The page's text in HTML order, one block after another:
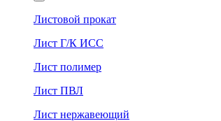
Листовой прокат
Лист Г/К ИСС
Лист полимер
Лист ПВЛ
Лист нержавеющий